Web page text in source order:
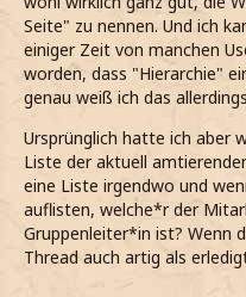
Seite" zu nennen. Und ich
einiger Zeit von manchen
worden, dass "Hierarchie"
genau weiß ich das
Ursprünglich hatte ich aber
Liste der aktuell
eine Liste irgendwo und
auflisten, welche*r der
Gruppenleiter*in ist? Wenn
Thread auch artig als